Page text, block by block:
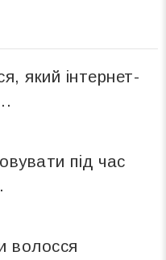
який інтернет-
під час
волосся